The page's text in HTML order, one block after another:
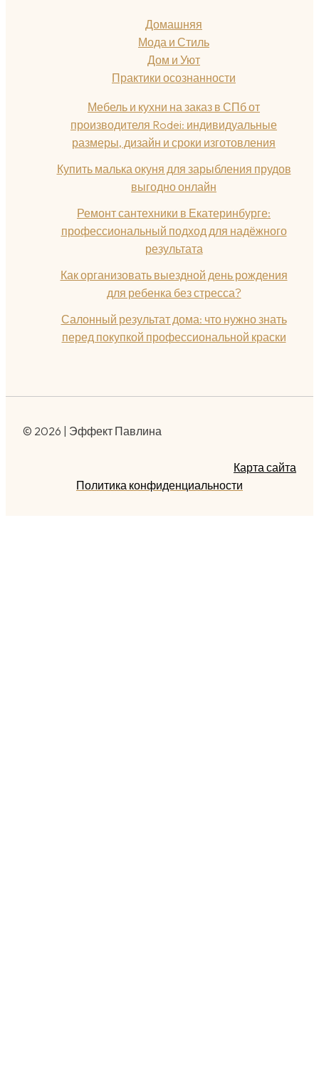
Домашняя
Мода и Стиль
Дом и Уют
Практики осознанности
Мебель и кухни на заказ в СПб от
производителя Rodei: индивидуальные
размеры, дизайн и сроки изготовления
Купить малька окуня для зарыбления прудов
выгодно онлайн
Ремонт сантехники в Екатеринбурге:
профессиональный подход для надёжного
результата
Как организовать выездной день рождения
для ребенка без стресса?
Салонный результат дома: что нужно знать
перед покупкой профессиональной краски
© 2026 | Эффект Павлина
Карта сайта
Политика конфиденциальности